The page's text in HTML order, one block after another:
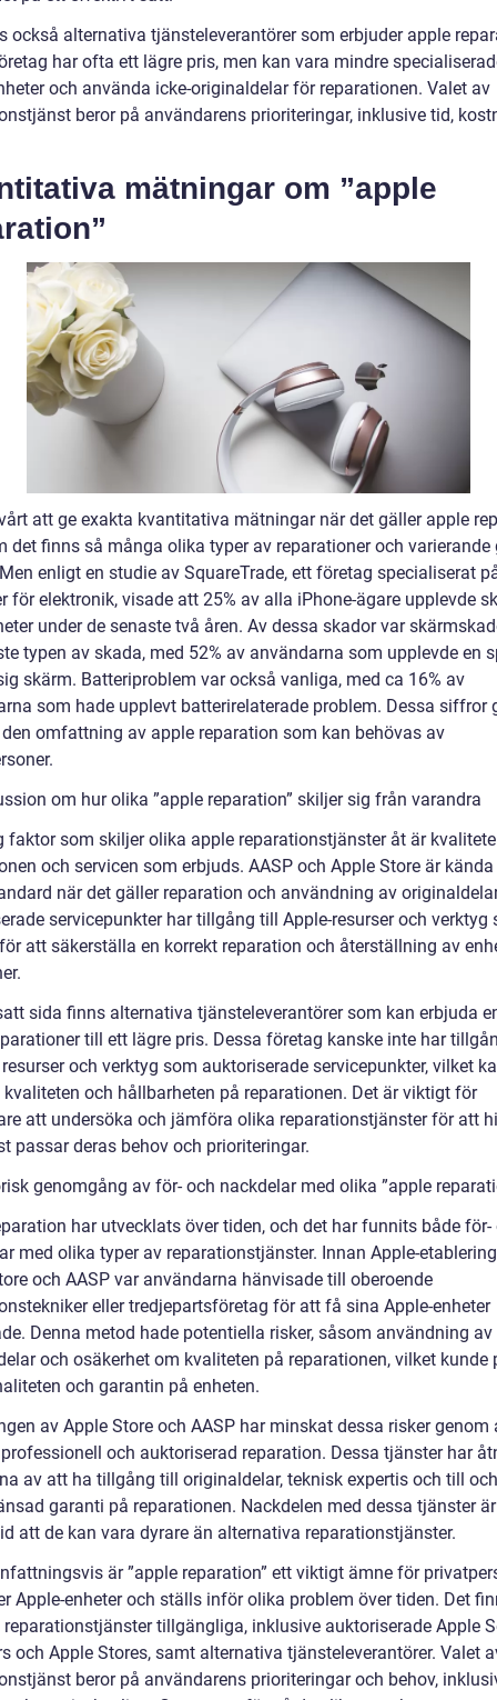
också alternativa tjänsteleverantörer som erbjuder apple
har ofta ett lägre pris, men kan vara mindre
och använda icke-originaldelar för reparationen. Valet av
beror på användarens prioriteringar, inklusive tid,
mätningar om ”apple
att ge exakta kvantitativa mätningar när det gäller apple
det finns så många olika typer av reparationer och varierande
enligt en studie av SquareTrade, ett företag specialiserat
för elektronik, visade att 25% av alla iPhone-ägare upplevde
under de senaste två åren. Av dessa skador var
typen av skada, med 52% av användarna som upplevde en
skärm. Batteriproblem var också vanliga, med ca 16% av
som hade upplevt batterirelaterade problem. Dessa siffror
omfattning av apple reparation som kan behövas av
om hur olika ”apple reparation” skiljer sig från varandra
faktor som skiljer olika apple reparationstjänster åt är
och servicen som erbjuds. AASP och Apple Store är
när det gäller reparation och användning av
servicepunkter har tillgång till Apple-resurser och verktyg
att säkerställa en korrekt reparation och återställning av
sida finns alternativa tjänsteleverantörer som kan erbjuda
till ett lägre pris. Dessa företag kanske inte har
och verktyg som auktoriserade servicepunkter, vilket
kvaliteten och hållbarheten på reparationen. Det är viktigt för
att undersöka och jämföra olika reparationstjänster för att
passar deras behov och prioriteringar.
genomgång av för- och nackdelar med olika ”apple
har utvecklats över tiden, och det har funnits både för-
med olika typer av reparationstjänster. Innan Apple-
och AASP var användarna hänvisade till oberoende
eller tredjepartsföretag för att få sina Apple-enheter
Denna metod hade potentiella risker, såsom användning av
och osäkerhet om kvaliteten på reparationen, vilket kunde
och garantin på enheten.
av Apple Store och AASP har minskat dessa risker genom
och auktoriserad reparation. Dessa tjänster har
av att ha tillgång till originaldelar, teknisk expertis och till
garanti på reparationen. Nackdelen med dessa tjänster är
att de kan vara dyrare än alternativa reparationstjänster.
är ”apple reparation” ett viktigt ämne för
Apple-enheter och ställs inför olika problem över tiden. Det
reparationstjänster tillgängliga, inklusive auktoriserade Apple
och Apple Stores, samt alternativa tjänsteleverantörer. Valet
beror på användarens prioriteringar och behov,